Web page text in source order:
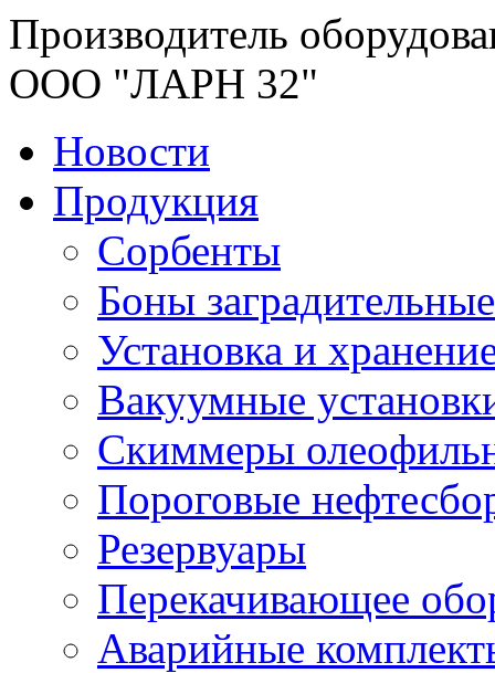
Производитель
ООО "ЛАРН 32"
Новости
Продукция
Сорбенты
Боны заградительные
Установка и
Вакуумные
Скиммеры
Пороговые
Резервуары
Перекачивающее
Аварийные